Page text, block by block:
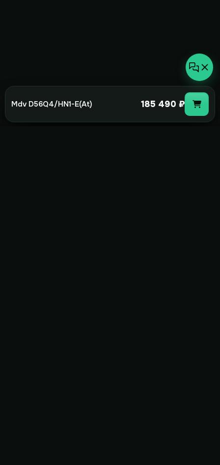
Mdv D56Q4/HN1-E(At) 185 490 ₽